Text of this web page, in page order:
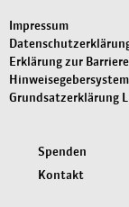
Impressum
Erklärung zur
Grundsatzerklärung
Spenden
Kontakt